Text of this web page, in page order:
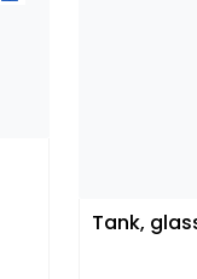
Tank,